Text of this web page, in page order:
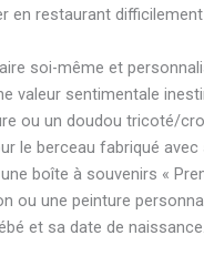
en restaurant
soi-même et
valeur sentimentale
ou un doudou tricoté/
le berceau fabriqué avec
boîte à souvenirs «
ou une peinture
et sa date de naissance.